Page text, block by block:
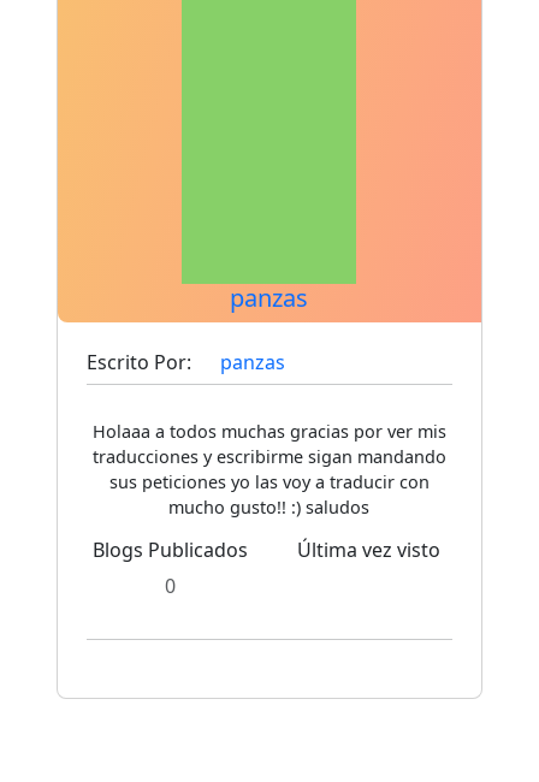
panzas
Escrito Por: panzas
Holaaa a todos muchas gracias por ver mis
traducciones y escribirme sigan mandando
sus peticiones yo las voy a traducir con
mucho gusto!! :) saludos
Blogs Publicados
0
Última vez visto